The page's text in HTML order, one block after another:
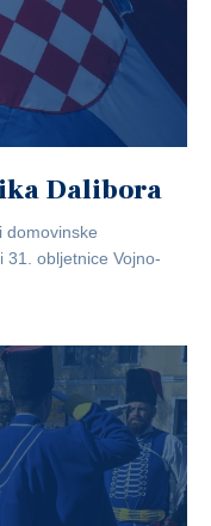
Dalibora
domovinske
31. obljetnice Vojno-